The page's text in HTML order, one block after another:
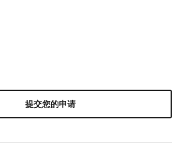
提交您的申请